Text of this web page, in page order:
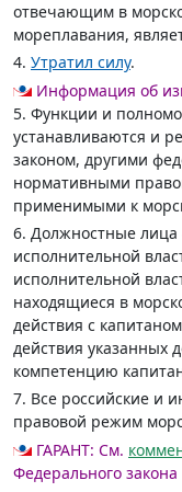
отвечающим в
мореплавания,
4. Утратил силу.
Информация об
5. Функции и
устанавливаются и
законом, другими
нормативными
применимыми к
6. Должностные
исполнительной
исполнительной
находящиеся в
действия с
действия указанных
компетенцию
7. Все российские и
правовой режим
ГАРАНТ: См.
Федерального закона